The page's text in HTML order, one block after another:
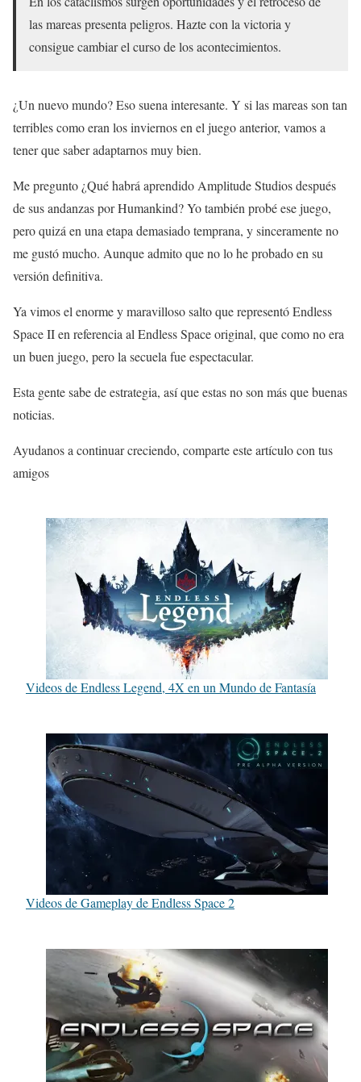
las mareas presenta peligros. Hazte con la victoria y
consigue cambiar el curso de los acontecimientos.
¿Un nuevo mundo? Eso suena interesante. Y si las mareas son tan
terribles como eran los inviernos en el juego anterior, vamos a
tener que saber adaptarnos muy bien.
Me pregunto ¿Qué habrá aprendido Amplitude Studios después
de sus andanzas por Humankind? Yo también probé ese juego,
pero quizá en una etapa demasiado temprana, y sinceramente no
me gustó mucho. Aunque admito que no lo he probado en su
versión definitiva.
Ya vimos el enorme y maravilloso salto que representó Endless
Space II en referencia al Endless Space original, que como no era
un buen juego, pero la secuela fue espectacular.
Esta gente sabe de estrategia, así que estas no son más que buenas
noticias.
Ayudanos a continuar creciendo, comparte este artículo con tus
amigos
Videos de Endless Legend, 4X en un Mundo de Fantasía
Videos de Gameplay de Endless Space 2